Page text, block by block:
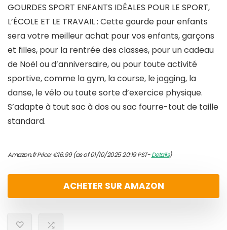
GOURDES SPORT ENFANTS IDÉALES POUR LE SPORT,
L’ÉCOLE ET LE TRAVAIL : Cette gourde pour enfants
sera votre meilleur achat pour vos enfants, garçons
et filles, pour la rentrée des classes, pour un cadeau
de Noël ou d’anniversaire, ou pour toute activité
sportive, comme la gym, la course, le jogging, la
danse, le vélo ou toute sorte d’exercice physique.
S’adapte à tout sac à dos ou sac fourre-tout de taille
standard.
Amazon.fr Price:€16.99(as of 01/10/2025 20:19 PST-Details)
ACHETER SUR AMAZON